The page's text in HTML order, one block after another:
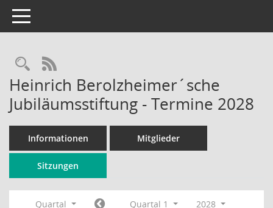
Toggle navigation
Rechercheauswahl
RSS-Feed
Heinrich Berolzheimer´sche
Jubiläumsstiftung - Termine 2028
Informationen Mitglieder
Sitzungen
Quartal Quartal 1
2028